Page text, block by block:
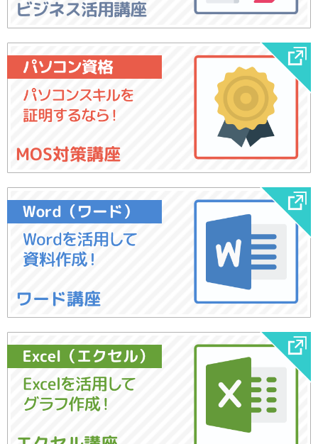
ビジネス活用講座
MOS対策講座
ワード講座